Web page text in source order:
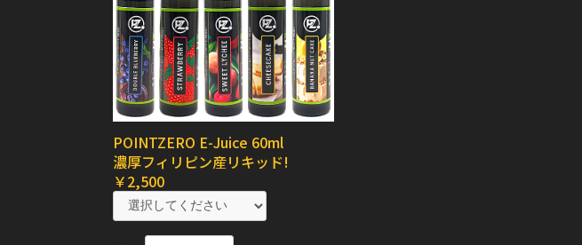
POINTZERO E-Juice 60ml
濃厚フィリピン産リキッド!
￥2,500